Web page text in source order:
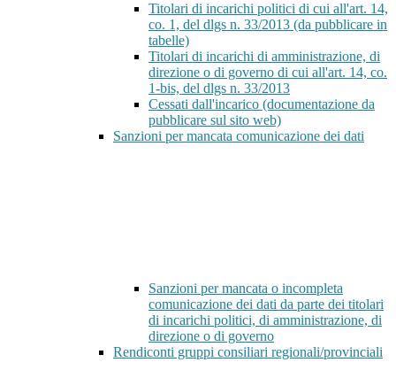
Titolari di incarichi politici di cui all'art. 14,
co. 1, del dlgs n. 33/2013 (da pubblicare in
tabelle)
Titolari di incarichi di amministrazione, di
direzione o di governo di cui all'art. 14, co.
1-bis, del dlgs n. 33/2013
Cessati dall'incarico (documentazione da
pubblicare sul sito web)
Sanzioni per mancata comunicazione dei dati
Sanzioni per mancata o incompleta
comunicazione dei dati da parte dei titolari
di incarichi politici, di amministrazione, di
direzione o di governo
Rendiconti gruppi consiliari regionali/provinciali